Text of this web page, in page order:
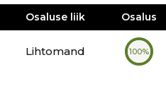
Osaluse liik Osalus
Lihtomand 100%